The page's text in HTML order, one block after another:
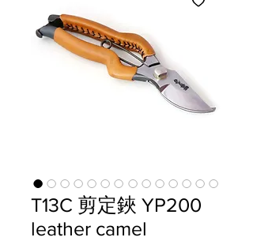
T13C 剪定鋏 YP200
leather camel